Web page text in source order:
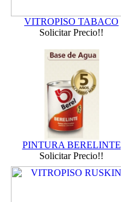
VITROPISO TABACO
Solicitar Precio!!
PINTURA BERELINTE
Solicitar Precio!!